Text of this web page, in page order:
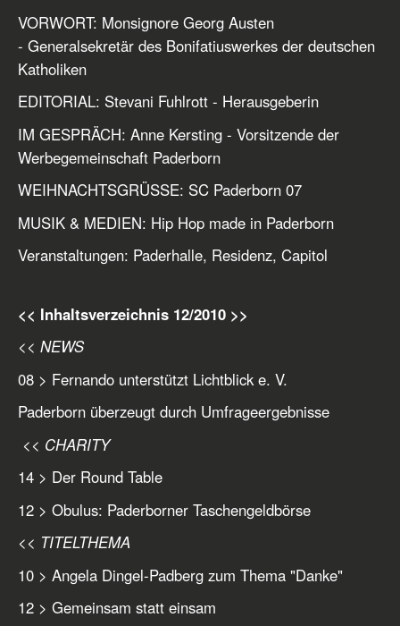
VORWORT: Monsignore Georg Austen
- Generalsekretär des Bonifatiuswerkes der deutschen
Katholiken
EDITORIAL: Stevani Fuhlrott - Herausgeberin
IM GESPRÄCH: Anne Kersting - Vorsitzende der
Werbegemeinschaft Paderborn
WEIHNACHTSGRÜSSE: SC Paderborn 07
MUSIK & MEDIEN: Hip Hop made in Paderborn
Veranstaltungen: Paderhalle, Residenz, Capitol
<< Inhaltsverzeichnis 12/2010 >>
<< NEWS
08 > Fernando unterstützt Lichtblick e. V.
Paderborn überzeugt durch Umfrageergebnisse
<< CHARITY
14 > Der Round Table
12 > Obulus: Paderborner Taschengeldbörse
<< TITELTHEMA
10 > Angela Dingel-Padberg zum Thema "Danke"
12 > Gemeinsam statt einsam